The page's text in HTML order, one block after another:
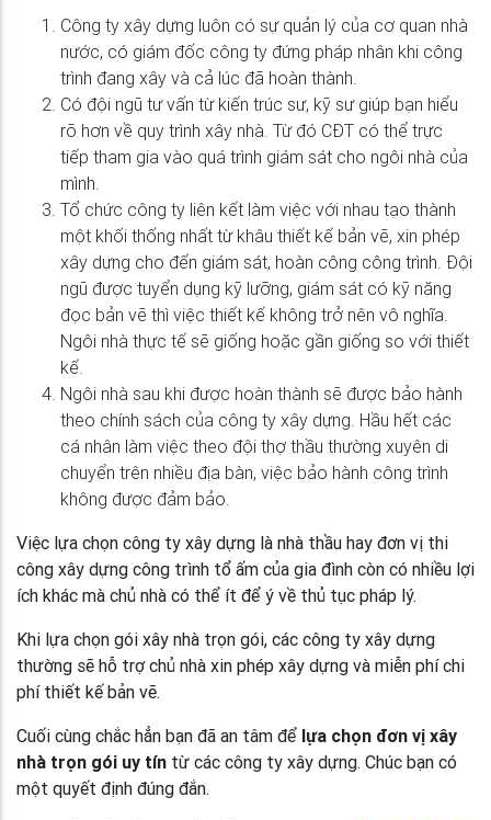
Công ty xây dựng luôn có sự quản lý của cơ quan nhà
nước, có giám đốc công ty đứng pháp nhân khi công
trình đang xây và cả lúc đã hoàn thành.
Có đội ngũ tư vấn từ kiến trúc sư, kỹ sư giúp bạn hiểu
rõ hơn về quy trình xây nhà. Từ đó CĐT có thể trực
tiếp tham gia vào quá trình giám sát cho ngôi nhà của
mình.
Tổ chức công ty liên kết làm việc với nhau tạo thành
một khối thống nhất từ khâu thiết kế bản vẽ, xin phép
xây dựng cho đến giám sát, hoàn công công trình. Đội
ngũ được tuyển dụng kỹ lưỡng, giám sát có kỹ năng
đọc bản vẽ thì việc thiết kế không trở nên vô nghĩa.
Ngôi nhà thực tế sẽ giống hoặc gần giống so với thiết
kế.
Ngôi nhà sau khi được hoàn thành sẽ được bảo hành
theo chính sách của công ty xây dựng. Hầu hết các
cá nhân làm việc theo đội thợ thầu thường xuyên di
chuyển trên nhiều địa bàn, việc bảo hành công trình
không được đảm bảo.
Việc lựa chọn công ty xây dựng là nhà thầu hay đơn vị thi
công xây dựng công trình tổ ấm của gia đình còn có nhiều lợi
ích khác mà chủ nhà có thể ít để ý về thủ tục pháp lý.
Khi lựa chọn gói xây nhà trọn gói, các công ty xây dựng
thường sẽ hỗ trợ chủ nhà xin phép xây dựng và miễn phí chi
phí thiết kế bản vẽ.
Cuối cùng chắc hẳn bạn đã an tâm để lựa chọn đơn vị xây
nhà trọn gói uy tín từ các công ty xây dựng. Chúc bạn có
một quyết định đúng đắn.